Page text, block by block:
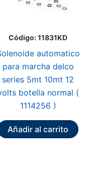
Código: 11831KD
automatico
para marcha delco
series 5mt 10mt 12
botella normal (
1114256 )
Añadir al carrito